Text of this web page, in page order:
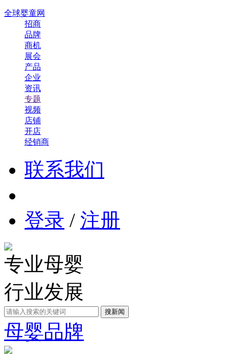
全球婴童网
招商
品牌
商机
展会
产品
企业
资讯
专题
视频
店铺
开店
经销商
联系我们
登录 / 注册
专业母婴
行业发展
母婴品牌